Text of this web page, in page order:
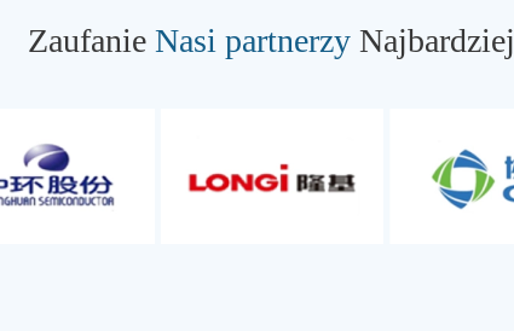
ZaufanieNasi partnerzy Najbardziej